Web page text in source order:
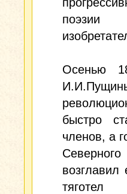
поэзии
Осенью
быстро
членов, а